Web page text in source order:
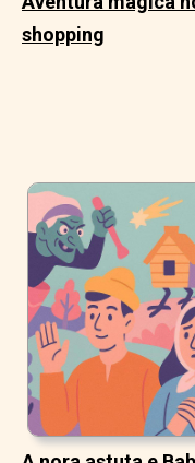
shopping